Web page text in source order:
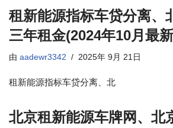
租新能源指标车贷分离、
三年租金(2024年10月最新
由 aadewr3342 2025年 9月 21日
租新能源指标车贷分离、北
北京租新能源车牌网、北